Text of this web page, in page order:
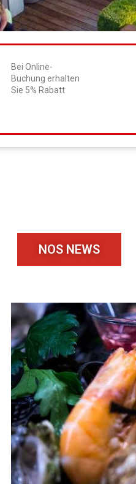
Bei Online-
Buchung erhalten
Sie 5% Rabatt
NOS NEWS